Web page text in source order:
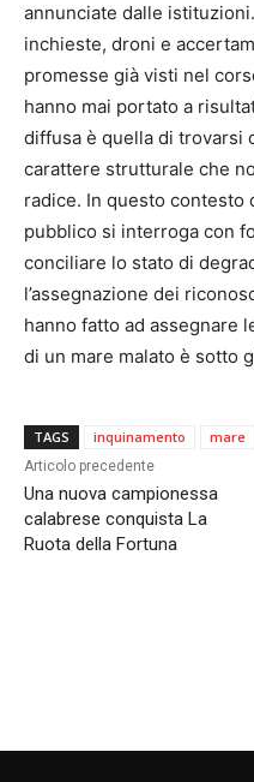
annunciate dalle
inchieste, droni e
promesse già visti nel
hanno mai portato a
diffusa è quella di trovarsi
carattere strutturale che
radice. In questo
pubblico si interroga con
conciliare lo stato di
l’assegnazione dei
hanno fatto ad assegnare
di un mare malato è sotto
TAGS inquinamento mare
Articolo precedente
Una nuova campionessa
calabrese conquista La
Ruota della Fortuna